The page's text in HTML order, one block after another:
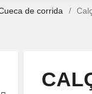
de corrida